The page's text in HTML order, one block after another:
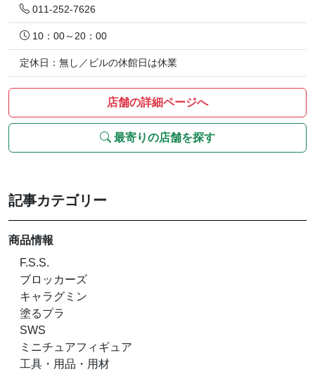
011-252-7626
10：00～20：00
定休日：無し／ビルの休館日は休業
店舗の詳細ページへ
最寄りの店舗を探す
記事カテゴリー
商品情報
F.S.S.
ブロッカーズ
キャラグミン
塗るプラ
SWS
ミニチュアフィギュア
工具・用品・用材